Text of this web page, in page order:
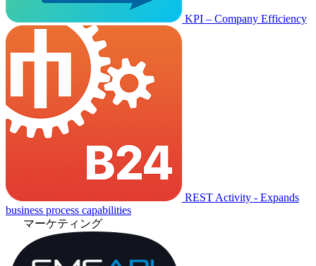
KPI – Company Efficiency
REST Activity - Expands
business process capabilities
マーケティング